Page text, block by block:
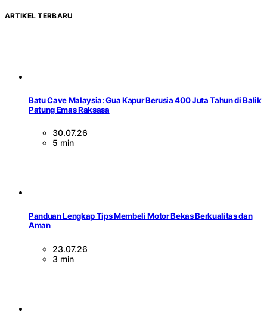
ARTIKEL TERBARU
Batu Cave Malaysia: Gua Kapur Berusia 400 Juta Tahun di Balik
Patung Emas Raksasa
30.07.26
5 min
Panduan Lengkap Tips Membeli Motor Bekas Berkualitas dan
Aman
23.07.26
3 min